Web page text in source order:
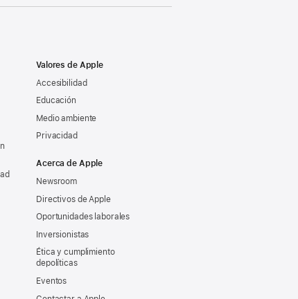
Valores de Apple
Accesibilidad
Educación
Medio ambiente
Privacidad
Acerca de Apple
Newsroom
Directivos de Apple
Oportunidades laborales
Inversionistas
Ética y cumplimiento
depolíticas
Eventos